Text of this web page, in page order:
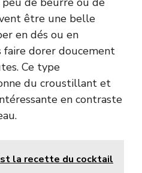
être une belle
en dés ou en
faire dorer doucement
Ce type
du croustillant et
en contraste
la recette du cocktail